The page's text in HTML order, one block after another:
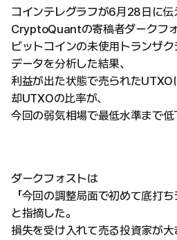
コインテレグラフが6月28日に伝
CryptoQuantの寄稿者ダークフ
ビットコインの未使用トランザク
データを分析した結果、
利益が出た状態で売られた
却UTXOの比率が、
今回の弱気相場で最低水準まで低
ダークフォストは
「今回の調整局面で初めて底打
と指摘した。
損失を受け入れて売る投資家が大